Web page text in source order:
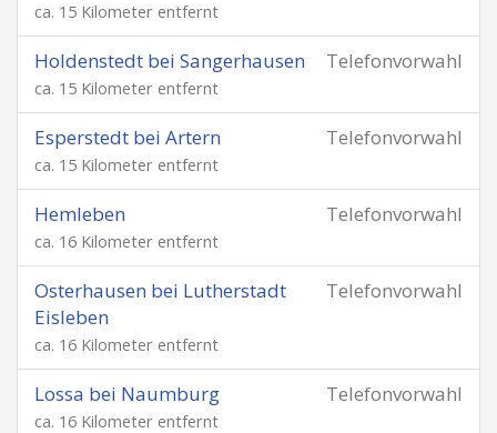
ca. 15 Kilometer entfernt
Telefonvorwahl
Holdenstedt bei Sangerhausen
ca. 15 Kilometer entfernt
Telefonvorwahl
Esperstedt bei Artern
ca. 15 Kilometer entfernt
Telefonvorwahl
Hemleben
ca. 16 Kilometer entfernt
Telefonvorwahl
Osterhausen bei Lutherstadt
Eisleben
ca. 16 Kilometer entfernt
Telefonvorwahl
Lossa bei Naumburg
ca. 16 Kilometer entfernt